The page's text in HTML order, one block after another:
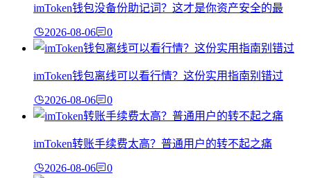
imToken钱包没备份助记词？这才是你资产安全的最
2026-08-06 0
imToken钱包离线可以看行情？这份实用指南别错过
2026-08-06 0
imToken转账手续费太高？普通用户的转不起之痛
2026-08-06 0